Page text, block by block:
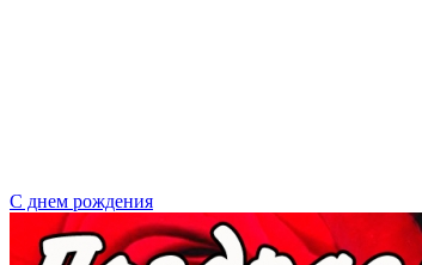
С днем рождения